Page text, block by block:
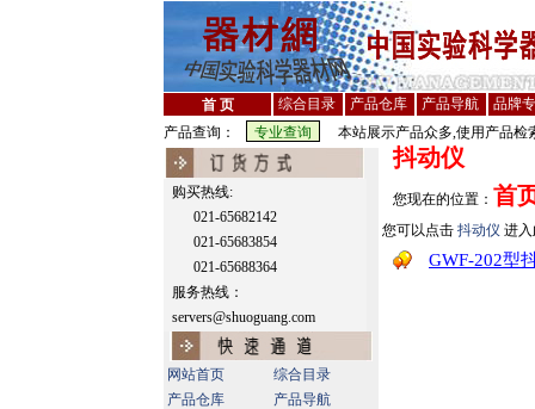
首 页 综合目录 产品仓库 产品导航
品牌
产品查询：
本站展示产品众多,使用产品检
购买热线:
021-65682142
021-65683854
021-65688364
服务热线：
servers@shuoguang.com
网站首页
综合目录
产品仓库
产品导航
抖动仪
您现在的位置： 首
您可以点击 抖动仪 进
GWF-202型